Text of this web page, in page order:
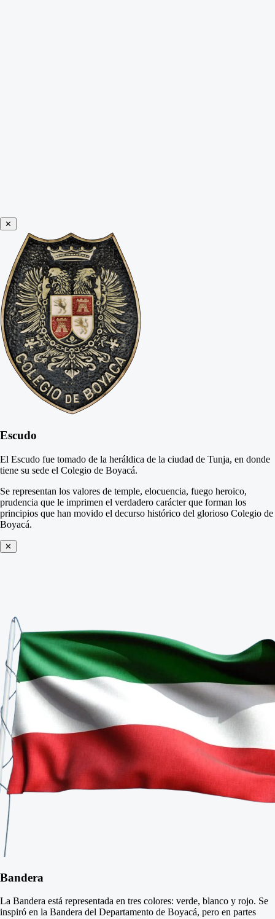
✕
Escudo
El Escudo fue tomado de la heráldica de la ciudad de Tunja, en donde
tiene su sede el Colegio de Boyacá.
Se representan los valores de temple, elocuencia, fuego heroico,
prudencia que le imprimen el verdadero carácter que forman los
principios que han movido el decurso histórico del glorioso Colegio de
Boyacá.
✕
Bandera
La Bandera está representada en tres colores: verde, blanco y rojo. Se
inspiró en la Bandera del Departamento de Boyacá, pero en partes